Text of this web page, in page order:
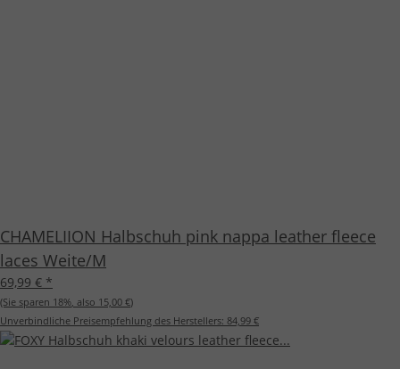
CHAMELIION Halbschuh pink nappa leather fleece
laces Weite/M
69,99 € *
(Sie sparen 18%, also 15,00 €)
Unverbindliche Preisempfehlung des Herstellers: 84,99 €